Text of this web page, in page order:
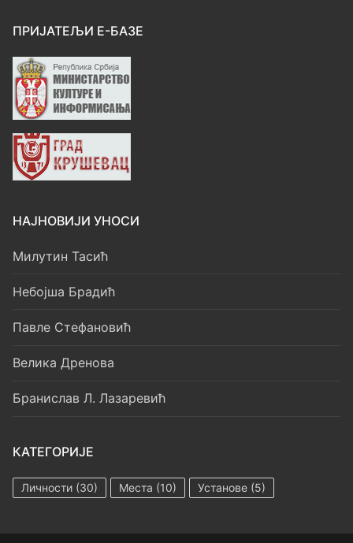
ПРИЈАТЕЉИ Е-БАЗЕ
НАЈНОВИЈИ УНОСИ
Милутин Тасић
Небојша Брадић
Павле Стефановић
Велика Дренова
Бранислав Л. Лазаревић
КАТЕГОРИЈЕ
Личности (30) Места (10) Установе (5)